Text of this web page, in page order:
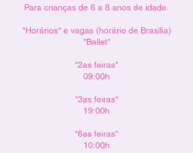
Para crianças de 6 a 8 anos de idade.
*Horários* e vagas (horário de Brasília)
*Ballet*
*2as feiras*
09:00h
*3as feiras*
19:00h
*6as feiras*
10:00h